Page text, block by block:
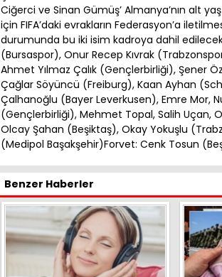
Ciğerci ve Sinan Gümüş’ Almanya’nın alt
için FIFA’daki evrakların Federasyon’a
durumunda bu iki isim kadroya dahil
(Bursaspor), Onur Recep Kıvrak
Ahmet Yılmaz Çalık (Gençlerbirliği), Şener
Çağlar Söyüncü (Freiburg), Kaan Ayhan
Çalhanoğlu (Bayer Leverkusen), Emre Mor,
(Gençlerbirliği), Mehmet Topal, Salih Uçan,
Olcay Şahan (Beşiktaş), Okay Yokuşlu
(Medipol Başakşehir)Forvet: Cenk Tosun
Benzer Haberler